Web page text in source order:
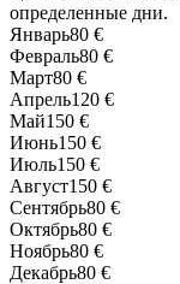
определенные дни.
Январь80 €
Февраль80 €
Март80 €
Апрель120 €
Май150 €
Июнь150 €
Июль150 €
Август150 €
Сентябрь80 €
Октябрь80 €
Ноябрь80 €
Декабрь80 €